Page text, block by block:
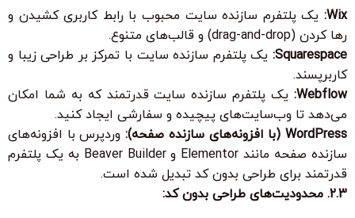
Wix: یک پلتفرم سازنده سایت محبوب با رابط کاربری کشیدن و
رها کردن (drag-and-drop) و قالب‌های متنوع.
Squarespace: یک پلتفرم سازنده سایت با تمرکز بر طراحی زیبا و
کاربرپسند.
Webflow: یک پلتفرم سازنده سایت قدرتمند که به شما امکان
می‌دهد تا وب‌سایت‌های پیچیده و سفارشی ایجاد کنید.
WordPress (با افزونه‌های سازنده صفحه):
وردپرس با افزونه‌های
سازنده صفحه مانند Elementor و Beaver Builder به یک پلتفرم
قدرتمند برای طراحی بدون کد تبدیل شده است.
2.3. محدودیت‌های طراحی بدون کد: